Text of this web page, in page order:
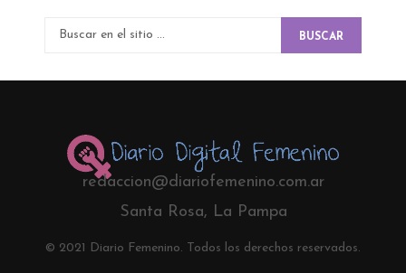
BUSCAR
redaccion@diariofemenino.com.ar
Santa Rosa, La Pampa
© 2021 Diario Femenino. Todos los derechos reservados.